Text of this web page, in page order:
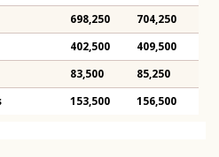
698,250 704,250
402,500 409,500
83,500 85,250
153,500 156,500